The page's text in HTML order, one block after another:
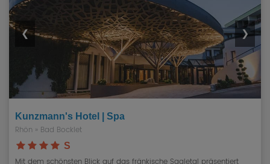
❮ ❯
Kunzmann's Hotel | Spa
Rhön » Bad Bocklet
S